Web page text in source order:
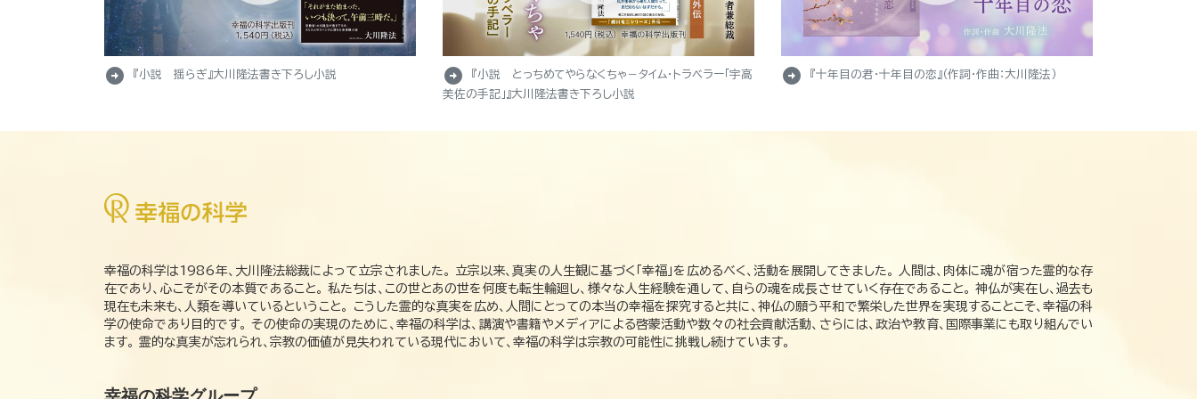
arrow_circle_right 『小説 揺らぎ』大川隆法書き下ろし小説 arrow_circle_right
『小説 とっちめてやらなくちゃ－タイム・トラベラー「宇高
美佐の手記」』大川隆法書き下ろし小説
arrow_circle_right 『十年目の君・十年目の恋』（作詞・作曲：大川隆法）
幸福の科学は1986年、大川隆法総裁によって立宗されました。 立宗以来、真実の人生観に基づく「幸福」を広めるべく、活動を展開してきました。 人間は、肉体に魂が宿った霊的な存
在であり、心こそがその本質であること。 私たちは、この世とあの世を何度も転生輪廻し、様々な人生経験を通して、自らの魂を成長させていく存在であること。 神仏が実在し、過去も
現在も未来も、人類を導いているということ。 こうした霊的な真実を広め、人間にとっての本当の幸福を探究すると共に、神仏の願う平和で繁栄した世界を実現することこそ、幸福の科
学の使命であり目的です。 その使命の実現のために、幸福の科学は、講演や書籍やメディアによる啓蒙活動や数々の社会貢献活動、さらには、政治や教育、国際事業にも取り組んでい
ます。 霊的な真実が忘れられ、宗教の価値が見失われている現代において、幸福の科学は宗教の可能性に挑戦し続けています。